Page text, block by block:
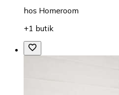
hos Homeroom
+1 butik